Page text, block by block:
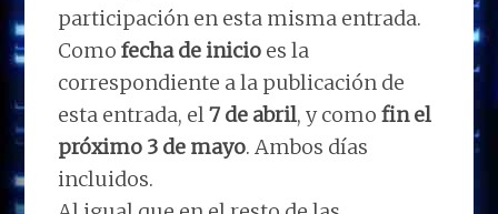
participación en esta misma entrada.
Comofecha de inicio es la
correspondiente a la publicación de
esta entrada, el7 de abril, y comofin el
próximo 3 de mayo. Ambos días
incluidos.